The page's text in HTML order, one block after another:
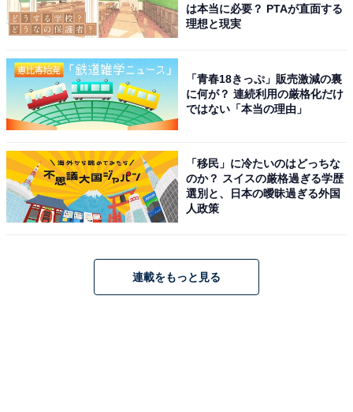
は本当に必要？ PTAが直面する
理想と現実
「青春18きっぷ」販売激減の裏
に何が？ 連続利用の厳格化だけ
ではない「本当の理由」
「移民」に冷たいのはどっちな
のか？ スイスの厳格過ぎる学歴
選別と、日本の曖昧過ぎる外国
人政策
連載をもっと見る